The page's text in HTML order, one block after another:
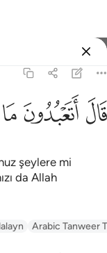
ﲟﲠﲡ
şeylere mi
da Allah
Arabic Tanweer